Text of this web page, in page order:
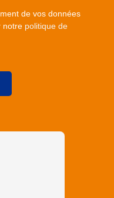
de vos données
notre politique de